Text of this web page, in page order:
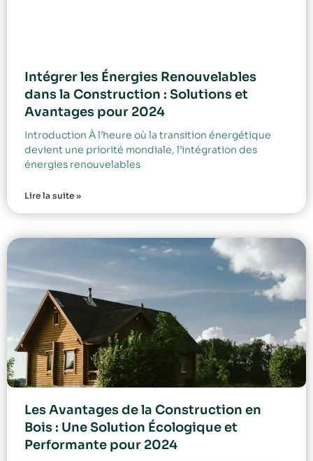
Intégrer les Énergies Renouvelables
dans la Construction : Solutions et
Avantages pour 2024
Introduction À l’heure où la transition énergétique
devient une priorité mondiale, l’intégration des
énergies renouvelables
Lire la suite »
Les Avantages de la Construction en
Bois : Une Solution Écologique et
Performante pour 2024